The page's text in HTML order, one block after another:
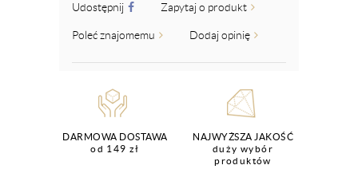
Udostępnij Zapytaj o produkt
Poleć znajomemu Dodaj opinię
DARMOWA DOSTAWA
od 149 zł
NAJWYŻSZA JAKOŚĆ
duży wybór
produktów